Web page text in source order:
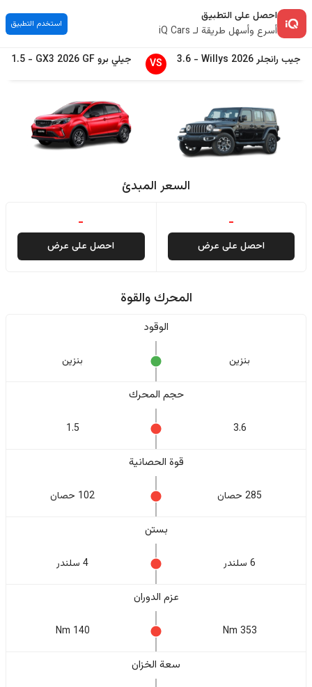
احصل على التطبيق
أسرع وأسهل طريقة لـ iQ Cars
استخدم التطبيق
جيب رانجلر2026
Willys
-
3.6
VS جيلي برو GX3 2026 GF
-
1.5
السعر المبدئ
-
احصل على عرض
-
احصل على عرض
المحرك والقوة
الوقود
بنزين بنزين
حجم المحرك
3.6
1.5
قوة الحصانية
285 حصان 102 حصان
بستن
6 سلندر 4 سلندر
عزم الدوران
353 Nm
140 Nm
سعة الخزان